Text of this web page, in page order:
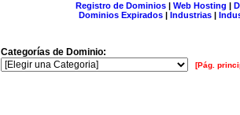
Registro de Dominios| Web Hosting |
Dominios Expirados | Industrias |
Categorías de Dominio:
[Pág.